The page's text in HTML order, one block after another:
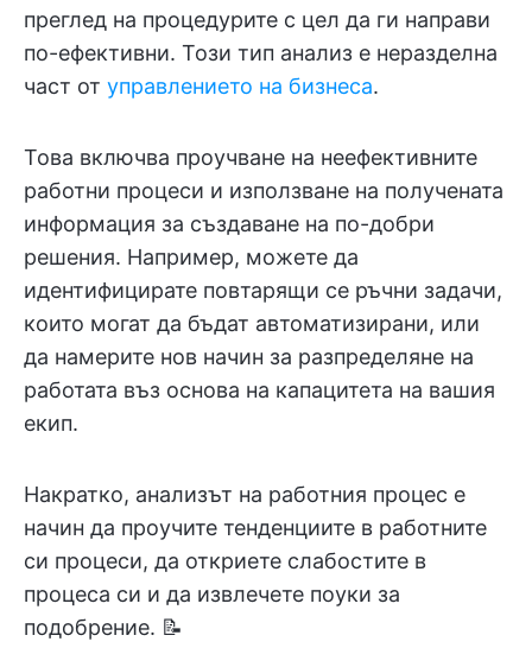
преглед на процедурите с цел да ги направи
по-ефективни. Този тип анализ е неразделна
част от управлението на бизнеса.
Това включва проучване на неефективните
работни процеси и използване на получената
информация за създаване на по-добри
решения. Например, можете да
идентифицирате повтарящи се ръчни задачи,
които могат да бъдат автоматизирани, или
да намерите нов начин за разпределяне на
работата въз основа на капацитета на вашия
екип.
Накратко, анализът на работния процес е
начин да проучите тенденциите в работните
си процеси, да откриете слабостите в
процеса си и да извлечете поуки за
подобрение. 📝